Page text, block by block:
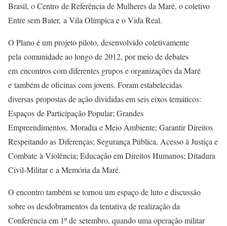
Brasil, o Centro de Referência de Mulheres da Maré, o coletivo
Entre sem Bater, a Vila Olímpica e o Vida Real.
O Plano é um projeto piloto, desenvolvido coletivamente
pela comunidade ao longo de 2012, por meio de debates
em encontros com diferentes grupos e organizações da Maré
e também de oficinas com jovens. Foram estabelecidas
diversas propostas de ação divididas em seis eixos temáticos:
Espaços de Participação Popular; Grandes
Empreendimentos, Moradia e Meio Ambiente; Garantir Direitos
Respeitando as Diferenças; Segurança Pública, Acesso à Justiça e
Combate à Violência; Educação em Direitos Humanos; Ditadura
Civil-Militar e a Memória da Maré.
O encontro também se tornou um espaço de luto e discussão
sobre os desdobramentos da tentativa de realização da
Conferência em 1º de setembro, quando uma operação militar